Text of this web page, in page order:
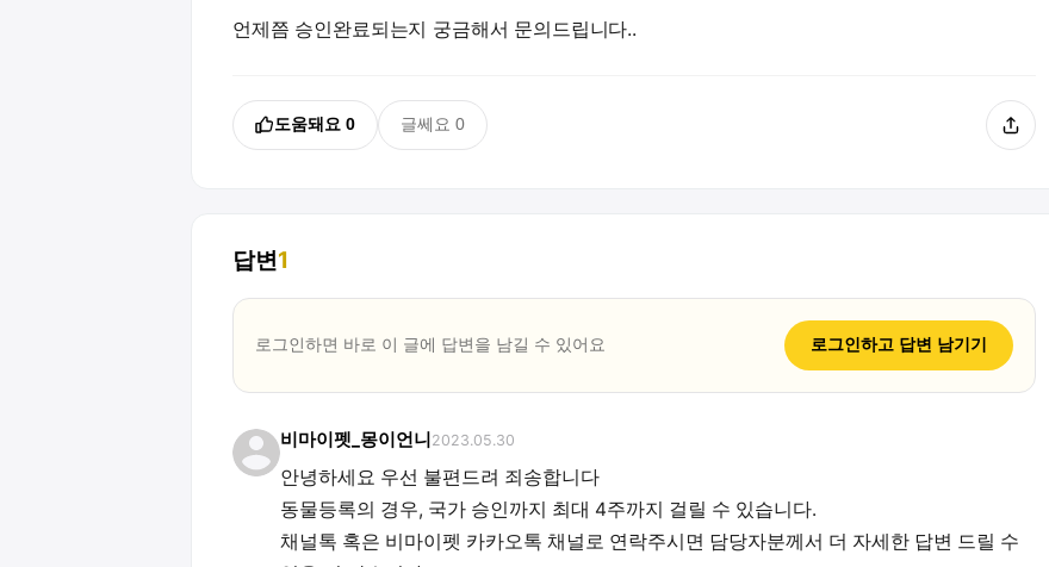
언제쯤 승인완료되는지 궁금해서 문의드립니다..
도움돼요 0 글쎄요 0
답변1
로그인하면 바로 이 글에 답변을 남길 수 있어요 로그인하고 답변 남기기
비마이펫_몽이언니 2023.05.30
안녕하세요 우선 불편드려 죄송합니다
동물등록의 경우, 국가 승인까지 최대 4주까지 걸릴 수 있습니다.
채널톡 혹은 비마이펫 카카오톡 채널로 연락주시면 담당자분께서 더 자세한 답변 드릴 수